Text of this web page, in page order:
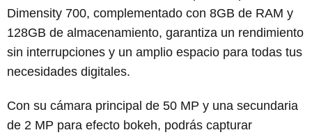
Dimensity 700, complementado con 8GB de RAM y
128GB de almacenamiento, garantiza un rendimiento
sin interrupciones y un amplio espacio para todas tus
necesidades digitales.
Con su cámara principal de 50 MP y una secundaria
de 2 MP para efecto bokeh, podrás capturar